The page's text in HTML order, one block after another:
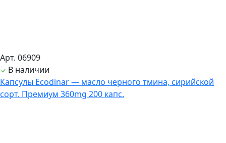
Арт. 06909
В наличии
Капсулы Ecodinar — масло черного тмина, сирийской
сорт. Премиум 360mg 200 капс.